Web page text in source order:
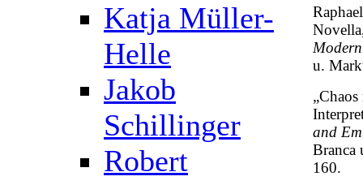
Katja Müller-
Helle
Jakob
Schillinger
Robert
u.
and
Branca
160.